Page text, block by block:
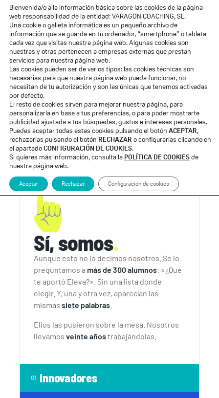
ACCESO ALUMNOS
Quiénes Somos
Voces de Eleva
Formaciones
Blog
Membresía «El Salto»
Suscribete a mi email
Sí, somos.
Aunque esto no lo decimos nosotros. Se lo
preguntamos a más de 300 alumnos: «¿Qué
te aportó Eleva?». Sin una lista donde
elegir. Y, una y otra vez, aparecían las
mismassiete palabras
Ellos las pusieron sobre la mesa. Nosotros
llevamosveinte añostrabajándolas.
01 Innovadores
Bienvenida/o a la información básica sobre las cookies de la página
web responsabilidad de la entidad: VARAGON COACHING, SL.
Una cookie o galleta informática es un pequeño archivo de
información que se guarda en tu ordenador, “smartphone” o tableta
cada vez que visitas nuestra página web. Algunas cookies son
nuestras y otras pertenecen a empresas externas que prestan
servicios para nuestra página web.
Las cookies pueden ser de varios tipos: las cookies técnicas son
necesarias para que nuestra página web pueda funcionar, no
necesitan de tu autorización y son las únicas que tenemos activadas
por defecto.
El resto de cookies sirven para mejorar nuestra página, para
personalizarla en base a tus preferencias, o para poder mostrarte
publicidad ajustada a tus búsquedas, gustos e intereses personales.
Puedes aceptar todas estas cookies pulsando el botón ACEPTAR,
rechazarlas pulsando el botón RECHAZAR o configurarlas clicando en
el apartadoCONFIGURACIÓN DE COOKIES.
Si quieres más información, consulta la POLÍTICA DE COOKIESde
nuestra página web.
Aceptar Rechazar Configuración de cookies